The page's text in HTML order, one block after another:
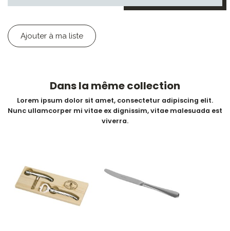
Ajouter à ma liste
Dans la même collection
Lorem ipsum dolor sit amet, consectetur adipiscing elit.
Nunc ullamcorper mi vitae ex dignissim, vitae malesuada est
viverra.